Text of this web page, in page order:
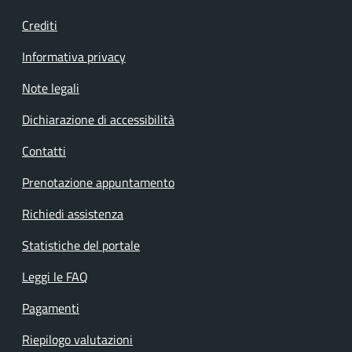
Crediti
Informativa privacy
Note legali
Dichiarazione di accessibilità
Contatti
Prenotazione appuntamento
Richiedi assistenza
Statistiche del portale
Leggi le FAQ
Pagamenti
Riepilogo valutazioni